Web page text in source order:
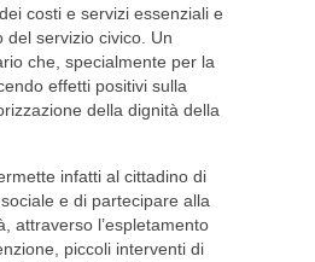
costi e servizi essenziali e
del servizio civico. Un
che, specialmente per la
effetti positivi sulla
della dignità della
infatti al cittadino di
e di partecipare alla
attraverso l’espletamento
piccoli interventi di